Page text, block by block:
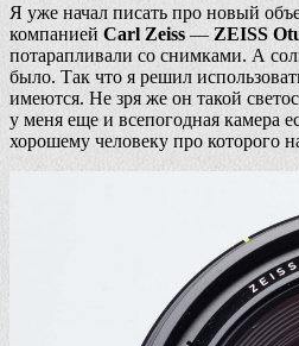
Я уже начал писать про новый
компанией Carl Zeiss — ZEISS
потарапливали со снимками. А
было. Так что я решил
имеются. Не зря же он такой
у меня еще и всепогодная камера
хорошему человеку про которого